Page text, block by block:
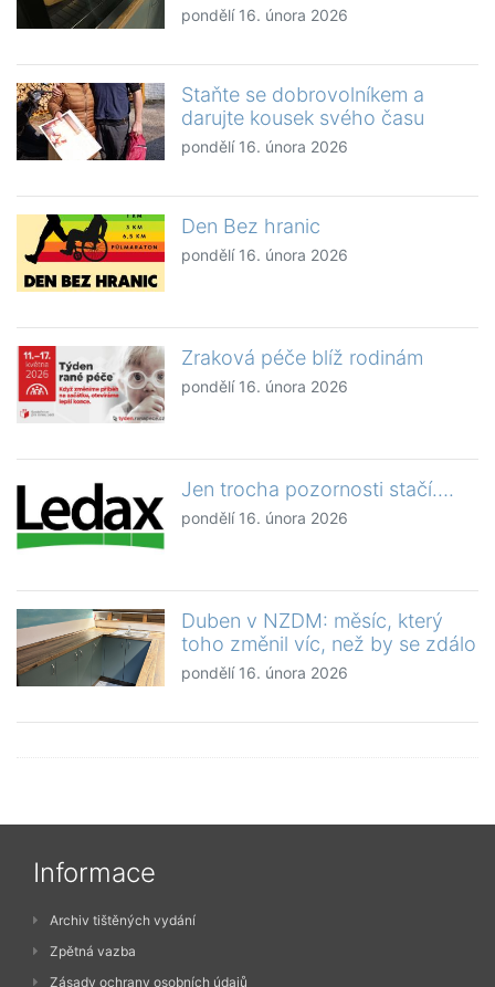
pondělí 16. února 2026
Staňte se dobrovolníkem a
darujte kousek svého času
pondělí 16. února 2026
Den Bez hranic
pondělí 16. února 2026
Zraková péče blíž rodinám
pondělí 16. února 2026
Jen trocha pozornosti stačí….
pondělí 16. února 2026
Duben v NZDM: měsíc, který
toho změnil víc, než by se zdálo
pondělí 16. února 2026
Informace
Archiv tištěných vydání
Zpětná vazba
Zásady ochrany osobních údajů